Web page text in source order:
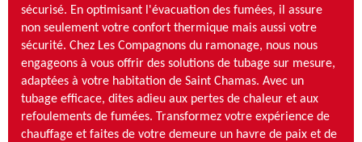
sécurisé. En optimisant l'évacuation des fumées, il assure
non seulement votre confort thermique mais aussi votre
sécurité. Chez Les Compagnons du ramonage, nous nous
engageons à vous offrir des solutions de tubage sur mesure,
adaptées à votre habitation de Saint Chamas. Avec un
tubage efficace, dites adieu aux pertes de chaleur et aux
refoulements de fumées. Transformez votre expérience de
chauffage et faites de votre demeure un havre de paix et de